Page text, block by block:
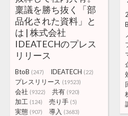
稟議を勝ち抜く「部
品化された資料」と
は | 株式会社
IDEATECHのプレス
リリース
BtoB (247) IDEATECH (22)
プレスリリース (19523)
会社 (9322) 共有 (920)
加工 (124) 売り手 (5)
実態 (907) 導入 (3683)